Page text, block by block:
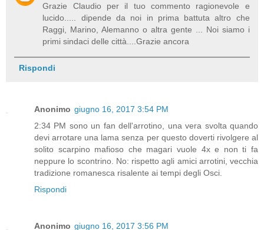
Grazie Claudio per il tuo commento ragionevole e
lucido..... dipende da noi in prima battuta altro che
Raggi, Marino, Alemanno o altra gente ... Noi siamo i
primi sindaci delle città....Grazie ancora
Rispondi
Anonimo giugno 16, 2017 3:54 PM
2:34 PM sono un fan dell'arrotino, una vera svolta quando
devi arrotare una lama senza per questo doverti rivolgere al
solito scarpino mafioso che magari vuole 4x e non ti fa
neppure lo scontrino. No: rispetto agli amici arrotini, vecchia
tradizione romanesca risalente ai tempi degli Osci.
Rispondi
Anonimo giugno 16, 2017 3:56 PM